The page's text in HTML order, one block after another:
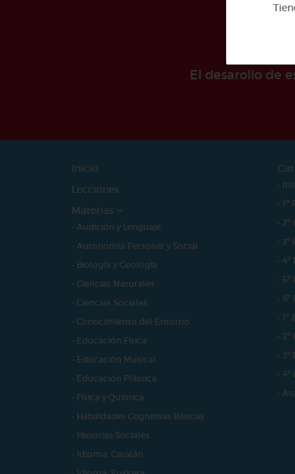
El desarollo de
Inicio
Lecciones
Materias
- Audición y Lenguaje
- Autonomía Personal y Social
- Biología y Geología
- Ciencias Naturales
- Ciencias Sociales
- Conocimiento del Entorno
- Educación Física
- Educación Musical
- Educación Plástica
- Física y Química
- Habilidades Cognitivas Básicas
- Historias Sociales
- Idioma: Catalán
-
- 1º
-
-
-
- 5º
- 6º
- 1º
- 2º
- 3º
- 4º
-